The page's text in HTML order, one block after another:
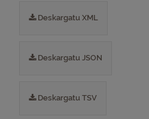
Deskargatu XML
Deskargatu JSON
Deskargatu TSV